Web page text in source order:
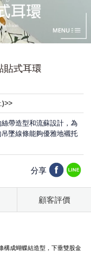
貼式耳環
)>>
帶造型和流蘇設計，為
墜線條能夠優雅地襯托
分享
顧客評價
構成蝴蝶結造型，下垂雙股金